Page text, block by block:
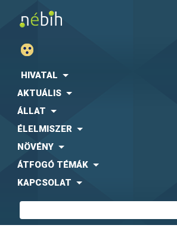
HIVATAL
AKTUÁLIS
ÁLLAT
ÉLELMISZER
NÖVÉNY
ÁTFOGÓ TÉMÁK
KAPCSOLAT